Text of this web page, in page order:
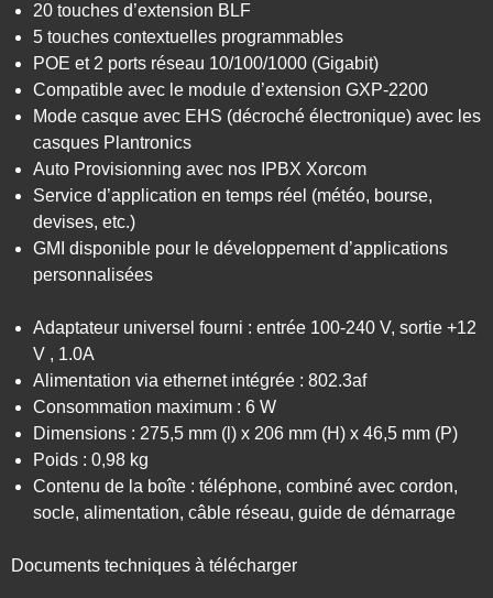
20 touches d’extension BLF
5 touches contextuelles programmables
POE et 2 ports réseau 10/100/1000 (Gigabit)
Compatible avec le module d’extension GXP-2200
Mode casque avec EHS (décroché électronique) avec les
casques Plantronics
Auto Provisionning avec nos IPBX Xorcom
Service d’application en temps réel (météo, bourse,
devises, etc.)
GMI disponible pour le développement d’applications
personnalisées
Adaptateur universel fourni : entrée 100-240 V, sortie +12
V , 1.0A
Alimentation via ethernet intégrée : 802.3af
Consommation maximum : 6 W
Dimensions : 275,5 mm (l) x 206 mm (H) x 46,5 mm (P)
Poids : 0,98 kg
Contenu de la boîte : téléphone, combiné avec cordon,
socle, alimentation, câble réseau, guide de démarrage
Documents techniques à télécharger